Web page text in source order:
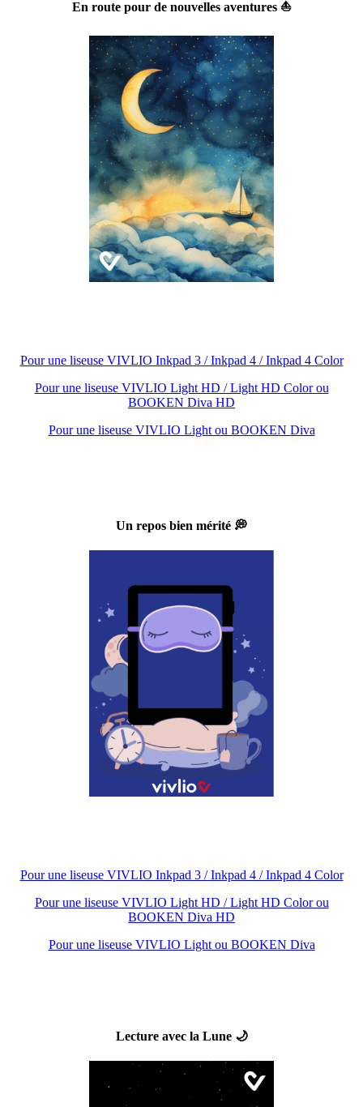
En route pour de nouvelles aventures ⛵️
Pour une liseuse VIVLIO Inkpad 3 / Inkpad 4 / Inkpad 4 Color
Pour une liseuse VIVLIO Light HD / Light HD Color ou
BOOKEN Diva HD
Pour une liseuse VIVLIO Light ou BOOKEN Diva
Un repos bien mérité 💭
Pour une liseuse VIVLIO Inkpad 3 / Inkpad 4 / Inkpad 4 Color
Pour une liseuse VIVLIO Light HD / Light HD Color ou
BOOKEN Diva HD
Pour une liseuse VIVLIO Light ou BOOKEN Diva
Lecture avec la Lune 🌙